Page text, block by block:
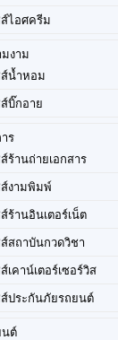
ไอศครีม
งาม
น้ำหอม
บิ๊กอาย
ร
ร้านถ่ายเอกสาร
งามพิมพ์
ร้านอินเตอร์เน็ต
สถาบันกวดวิชา
เคาน์เตอร์เซอร์วิส
ประกันภัยรถยนต์
นต์